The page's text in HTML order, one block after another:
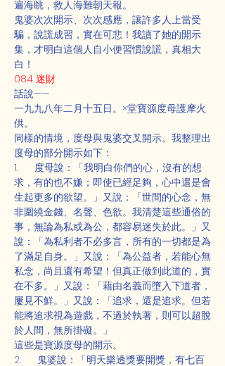
遍海眺，救人海難朝天報。
鬼婆次次開示、次次感應，讓許多人上當受
騙，說謊成習，實在可悲！我讀了她的開示
集，才明白這個人自小便習慣說謊，真相大
白！
084 迷財
話說——
一九九八年二月十五日。×堂寶源度母護摩火
供。
同樣的情境，度母與鬼婆交叉開示。我整理出
度母的部分開示如下：
1.      度母說：「我明白你們的心，沒有的想
求，有的也不嫌；即使已經足夠，心中還是會
生起更多的欲望。」又說：「世間的心念，無
非圍繞金錢、名聲、色欲。我清楚這些通俗的
事，無論為私或為公，都容易迷失於此。」又
說：「為私利者不必多言，所有的一切都是為
了滿足自身。」又說：「為公益者，若能心無
私念，尚且還有希望！但真正做到此道的，實
在不多。」又說：「藉由名義而墮入下道者，
屢見不鮮。」又說：「追求，還是追求。但若
能將追求視為遊戲，不過於執著，則可以超脫
於人間，無所掛礙。」
這些是寶源度母的開示。
2.      鬼婆說：「明天樂透獎要開獎，有七百